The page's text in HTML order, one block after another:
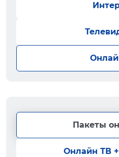
Пакеты
Онлайн ТВ